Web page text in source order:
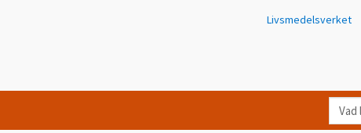
Livsmedelsverket
Vad